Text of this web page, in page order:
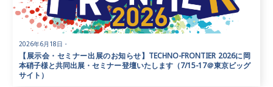
2026年6月18日 ・
【展示会・セミナー出展のお知らせ】TECHNO-FRONTIER 2026に岡
本硝子様と共同出展・セミナー登壇いたします（7/15-17＠東京ビッグ
サイト）